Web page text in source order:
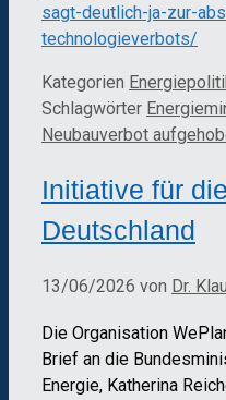
sagt-deutlich-ja-zur-
technologieverbots/
Kategorien
Schlagwörter
Neubauverbot
Initiative für
Deutschland
13/06/2026 von Dr.
Die Organisation
Brief an die
Energie, Katherina